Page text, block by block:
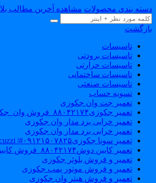
بندی محصولات مشاهده آخرین مطالب بلاگ
تاسیسات
تاسیسات برودتی
تاسیسات حرارتی
تاسیسات ساختمانی
تاسیسات صنعتی
تسویه حساب
تعمیر جت وان جکوزی
تعمیر جکوزی۸۸۰۴۲۱۷۴_فروش وان_جکوزی
تعمیر خرابی برد مدار وان جکوزی
تعمیر خرابی برد مدار وان جکوزی
تعمیر سونا جکوزی۰۹۱۲۱۵۰۷۸۲۵#| Sauna | Jacuzzi
تعمیر کابین دوش۸۸۰۴۲۱۷۴_فروش کابین دوش
تعمیر و فروش بلوئر جکوزی
تعمیر و فروش موتور پمپ جکوزی
تعمیر و فروش هیتر وان جکوزی